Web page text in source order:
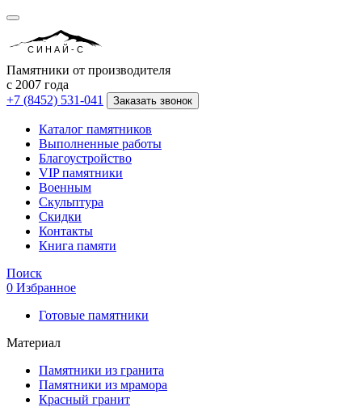
СИНАЙ-С
Памятники от производителя
с 2007 года
+7 (8452) 531-041
Заказать звонок
Каталог памятников
Выполненные работы
Благоустройство
VIP памятники
Военным
Скульптура
Скидки
Контакты
Книга памяти
Поиск
0 Избранное
Готовые памятники
Материал
Памятники из гранита
Памятники из мрамора
Красный гранит